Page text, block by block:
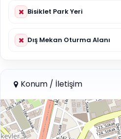
Bisiklet Park Yeri
Dış Mekan Oturma Alanı
Konum / İletişim